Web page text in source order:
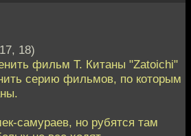
18)
фильм Т. Китаны "Zatoichi"
серию фильмов, по которым
самураев, но рубятся там